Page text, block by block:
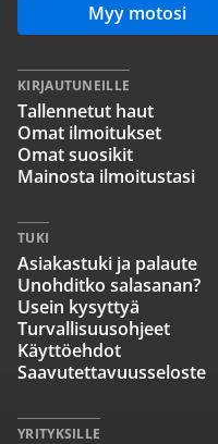
Myy motosi
KIRJAUTUNEILLE
Tallennetut haut
Omat ilmoitukset
Omat suosikit
Mainosta ilmoitustasi
TUKI
Asiakastuki ja palaute
Unohditko salasanan?
Usein kysyttyä
Turvallisuusohjeet
Käyttöehdot
Saavutettavuusseloste
YRITYKSILLE